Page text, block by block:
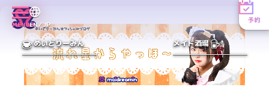
MENUEN／JP
予約
めいどりーみん メイド酒場